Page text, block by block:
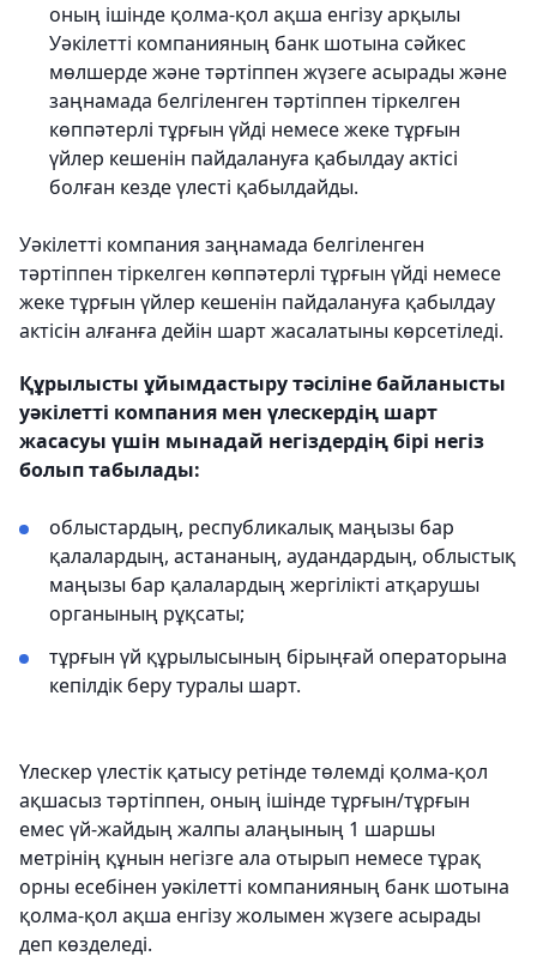
оның ішінде қолма-қол ақша енгізу арқылы
Уәкілетті компанияның банк шотына сәйкес
мөлшерде және тәртіппен жүзеге асырады және
заңнамада белгіленген тәртіппен тіркелген
көппәтерлі тұрғын үйді немесе жеке тұрғын
үйлер кешенін пайдалануға қабылдау актісі
болған кезде үлесті қабылдайды.
Уәкілетті компания заңнамада белгіленген
тәртіппен тіркелген көппәтерлі тұрғын үйді немесе
жеке тұрғын үйлер кешенін пайдалануға қабылдау
актісін алғанға дейін шарт жасалатыны көрсетіледі.
Құрылысты ұйымдастыру тәсіліне байланысты
уәкілетті компания мен үлескердің шарт
жасасуы үшін мынадай негіздердің бірі негіз
болып табылады:
облыстардың, республикалық маңызы бар
қалалардың, астананың, аудандардың, облыстық
маңызы бар қалалардың жергілікті атқарушы
органының рұқсаты;
тұрғын үй құрылысының бірыңғай операторына
кепілдік беру туралы шарт.
Үлескер үлестік қатысу ретінде төлемді қолма-қол
ақшасыз тәртіппен, оның ішінде тұрғын/тұрғын
емес үй-жайдың жалпы алаңының 1 шаршы
метрінің құнын негізге ала отырып немесе тұрақ
орны есебінен уәкілетті компанияның банк шотына
қолма-қол ақша енгізу жолымен жүзеге асырады
деп көзделеді.